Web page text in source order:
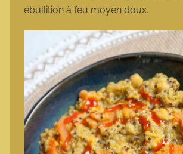
ébullition à feu moyen doux.